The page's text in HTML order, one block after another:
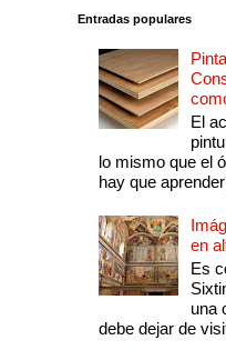
Entradas populares
El
lo mismo que el
hay que
en
Es
una
debe dejar de